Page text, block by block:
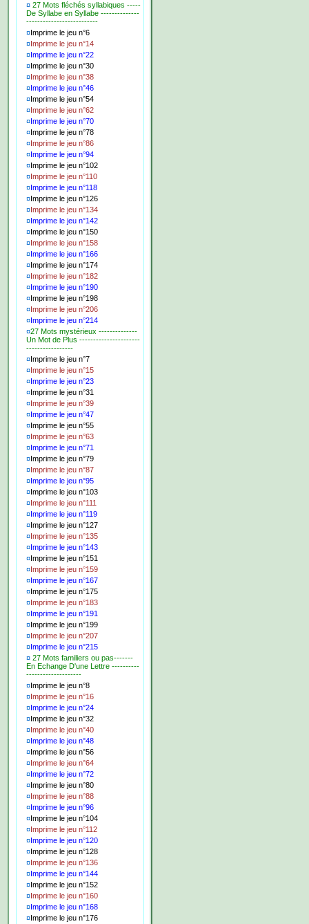
¤ 27 Mots fléchés syllabiques -----
De Syllabe en Syllabe --------------
--------------------------
¤Imprime le jeu n°6
¤Imprime le jeu n°14
¤Imprime le jeu n°22
¤Imprime le jeu n°30
¤Imprime le jeu n°38
¤Imprime le jeu n°46
¤Imprime le jeu n°54
¤Imprime le jeu n°62
¤Imprime le jeu n°70
¤Imprime le jeu n°78
¤Imprime le jeu n°86
¤Imprime le jeu n°94
¤Imprime le jeu n°102
¤Imprime le jeu n°110
¤Imprime le jeu n°118
¤Imprime le jeu n°126
¤Imprime le jeu n°134
¤Imprime le jeu n°142
¤Imprime le jeu n°150
¤Imprime le jeu n°158
¤Imprime le jeu n°166
¤Imprime le jeu n°174
¤Imprime le jeu n°182
¤Imprime le jeu n°190
¤Imprime le jeu n°198
¤Imprime le jeu n°206
¤Imprime le jeu n°214
¤27 Mots mystérieux --------------
Un Mot de Plus ----------------------
-----------------
¤Imprime le jeu n°7
¤Imprime le jeu n°15
¤Imprime le jeu n°23
¤Imprime le jeu n°31
¤Imprime le jeu n°39
¤Imprime le jeu n°47
¤Imprime le jeu n°55
¤Imprime le jeu n°63
¤Imprime le jeu n°71
¤Imprime le jeu n°79
¤Imprime le jeu n°87
¤Imprime le jeu n°95
¤Imprime le jeu n°103
¤Imprime le jeu n°111
¤Imprime le jeu n°119
¤Imprime le jeu n°127
¤Imprime le jeu n°135
¤Imprime le jeu n°143
¤Imprime le jeu n°151
¤Imprime le jeu n°159
¤Imprime le jeu n°167
¤Imprime le jeu n°175
¤Imprime le jeu n°183
¤Imprime le jeu n°191
¤Imprime le jeu n°199
¤Imprime le jeu n°207
¤Imprime le jeu n°215
¤ 27 Mots familiers ou pas-------
En Echange D'une Lettre ----------
--------------------
¤Imprime le jeu n°8
¤Imprime le jeu n°16
¤Imprime le jeu n°24
¤Imprime le jeu n°32
¤Imprime le jeu n°40
¤Imprime le jeu n°48
¤Imprime le jeu n°56
¤Imprime le jeu n°64
¤Imprime le jeu n°72
¤Imprime le jeu n°80
¤Imprime le jeu n°88
¤Imprime le jeu n°96
¤Imprime le jeu n°104
¤Imprime le jeu n°112
¤Imprime le jeu n°120
¤Imprime le jeu n°128
¤Imprime le jeu n°136
¤Imprime le jeu n°144
¤Imprime le jeu n°152
¤Imprime le jeu n°160
¤Imprime le jeu n°168
¤Imprime le jeu n°176